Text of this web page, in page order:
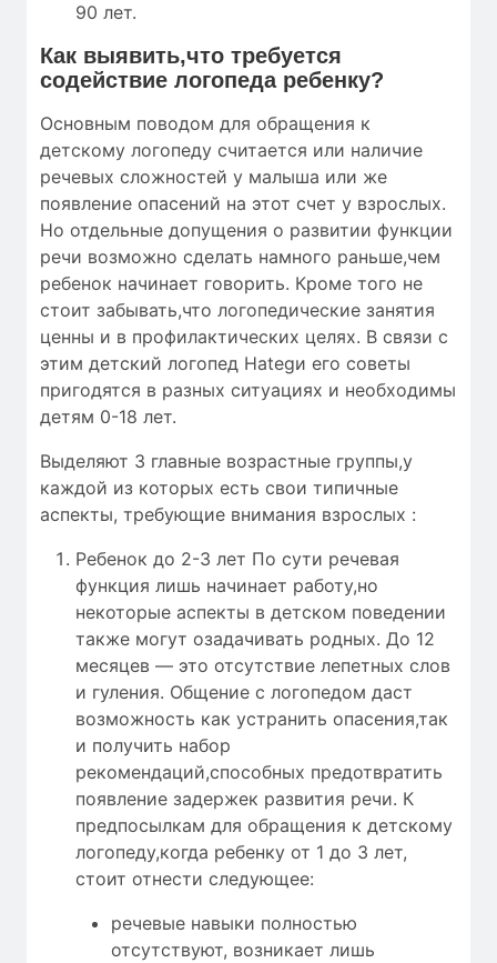
90 лет.
Как выявить,что требуется
содействие логопеда ребенку?
Основным поводом для обращения к
детскому логопеду считается или наличие
речевых сложностей у малыша или же
появление опасений на этот счет у взрослых.
Но отдельные допущения о развитии функции
речи возможно сделать намного раньше,чем
ребенок начинает говорить. Кроме того не
стоит забывать,что логопедические занятия
ценны и в профилактических целях. В связи с
этим детский логопед Hategи его советы
пригодятся в разных ситуациях и необходимы
детям 0-18 лет.
Выделяют 3 главные возрастные группы,у
каждой из которых есть свои типичные
аспекты, требующие внимания взрослых :
Ребенок до 2-3 лет По сути речевая
функция лишь начинает работу,но
некоторые аспекты в детском поведении
также могут озадачивать родных. До 12
месяцев — это отсутствие лепетных слов
и гуления. Общение с логопедом даст
возможность как устранить опасения,так
и получить набор
рекомендаций,способных предотвратить
появление задержек развития речи. К
предпосылкам для обращения к детскому
логопеду,когда ребенку от 1 до 3 лет,
стоит отнести следующее:
речевые навыки полностью
отсутствуют, возникает лишь